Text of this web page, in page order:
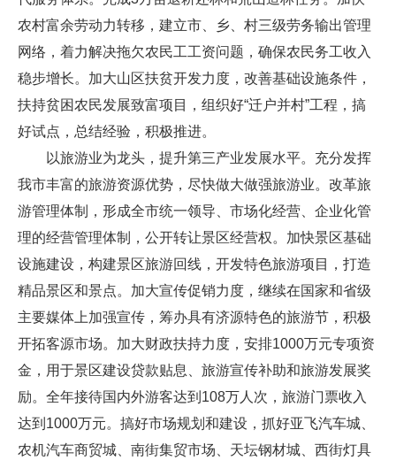
农村富余劳动力转移，建立市、乡、村三级劳务输出管理
网络，着力解决拖欠农民工工资问题，确保农民务工收入
稳步增长。加大山区扶贫开发力度，改善基础设施条件，
扶持贫困农民发展致富项目，组织好“迁户并村”工程，搞
好试点，总结经验，积极推进。
以旅游业为龙头，提升第三产业发展水平。充分发挥
我市丰富的旅游资源优势，尽快做大做强旅游业。改革旅
游管理体制，形成全市统一领导、市场化经营、企业化管
理的经营管理体制，公开转让景区经营权。加快景区基础
设施建设，构建景区旅游回线，开发特色旅游项目，打造
精品景区和景点。加大宣传促销力度，继续在国家和省级
主要媒体上加强宣传，筹办具有济源特色的旅游节，积极
开拓客源市场。加大财政扶持力度，安排1000万元专项资
金，用于景区建设贷款贴息、旅游宣传补助和旅游发展奖
励。全年接待国内外游客达到108万人次，旅游门票收入
达到1000万元。搞好市场规划和建设，抓好亚飞汽车城、
农机汽车商贸城、南街集贸市场、天坛钢材城、西街灯具